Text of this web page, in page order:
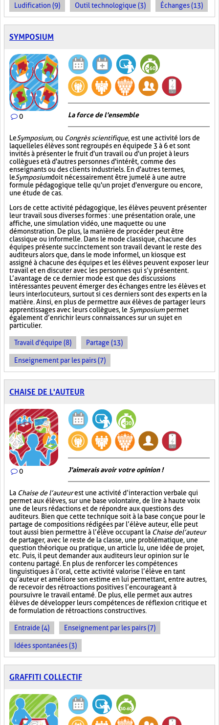
Ludification (9) Outil technologique (3) Échanges (13)
SYMPOSIUM
0 La force de l'ensemble
LeSymposium, ou Congrès scientifique, est une activité lors de
laquelle les élèves sont regroupés en équipe de 3 à 6 et sont
invités à présenter le fruit d'un travail ou d'un projet à leurs
collègues et à d'autres personnes d'intérêt, comme des
enseignants ou des clients industriels. En d'autres termes,
leSymposiumdoit nécessairement être jumelé à une autre
formule pédagogique telle qu'un projet d'envergure ou encore,
une étude de cas.
Lors de cette activité pédagogique, les élèves peuvent présenter
leur travail sous diverses formes : une présentation orale, une
affiche, une simulation vidéo, une maquette ou une
démonstration. De plus, la manière de procéder peut être
classique ou informelle. Dans le mode classique, chacune des
équipes présente succinctement son travail devant le reste des
auditeurs alors que, dans le mode informel, un kiosque est
assigné à chacune des équipes et les élèves peuvent exposer leur
travail et en discuter avec les personnes qui s’y présentent.
L’avantage de ce dernier mode est que des discussions
intéressantes peuvent émerger des échanges entre les élèves et
leurs interlocuteurs, surtout si ces derniers sont des experts en la
matière. Ainsi, en plus de permettre aux élèves de partager leurs
apprentissages avec leurs collègues, le Symposiumpermet
également d’enrichir leurs connaissances sur un sujet en
particulier.
Travail d'équipe (8) Partage (13)
Enseignement par les pairs (7)
CHAISE DE L'AUTEUR
0 J'aimerais avoir votre opinion !
La Chaise de l’auteurest une activité d’interaction verbale qui
permet aux élèves, sur une base volontaire, de lire à haute voix
une de leurs rédactions et de répondre aux questions des
auditeurs. Bien que cette technique soit à la base conçue pour le
partage de compositions rédigées par l’élève auteur, elle peut
tout aussi bien permettre à l’élève occupant la Chaise de l’auteur
de partager, avec le reste de la classe, une problématique, une
question théorique ou pratique, un article lu, une idée de projet,
etc. Puis, il peut demander aux auditeurs leur opinion sur le
contenu partagé. En plus de renforcer les compétences
linguistiques à l’oral, cette activité valorise l’élève en tant
qu’auteur et améliore son estime en lui permettant, entre autres,
de recevoir des rétroactions positives l’encourageant à
poursuivre le travail entamé. De plus, elle permet aux autres
élèves de développer leurs compétences de réflexion critique et
de formulation de rétroactions constructives.
Entraide (4) Enseignement par les pairs (7)
Idées spontanées (3)
GRAFFITI COLLECTIF